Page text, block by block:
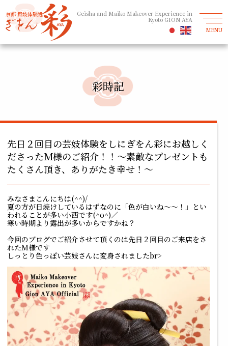
京都 舞妓体験処 Geisha and Maiko Makeover Experience in
Kyoto GION AYA
MENU
彩時記
先日２回目の芸妓体験をしにぎをん彩にお越しく
ださったＭ様のご紹介！！～素敵なプレゼントも
たくさん頂き、ありがたき幸せ！～
みなさまこんにちは(^^)/
夏の方が日焼けしているはずなのに「色が白いね～～！」とい
われることが多い小西です(^o^)／
寒い時期より露出が多いからですかね？
今回のブログでご紹介させて頂くのは先日２回目のご来店をさ
れたＭ様です
しっとり色っぽい芸妓さんに変身されましたbr>